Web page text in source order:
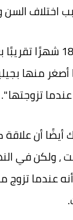
اختلاف
"مكثت هنا لمدة 18
منها
تزوجتها ".
أيضًا أن
، ولكن في
عندما تزوج